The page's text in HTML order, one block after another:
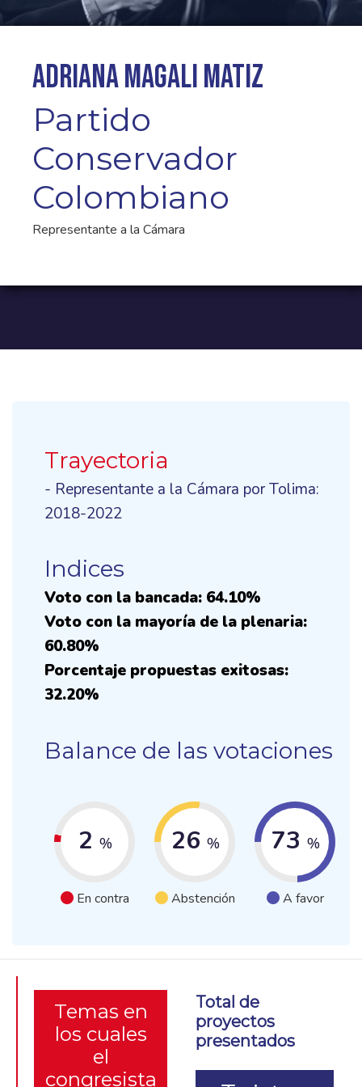
Adriana Magali Matiz
Partido
Conservador
Colombiano
Representante a la Cámara
Trayectoria
- Representante a la Cámara por Tolima:
2018-2022
Indices
Voto con la bancada: 64.10%
Voto con la mayoría de la plenaria:
60.80%
Porcentaje propuestas exitosas:
32.20%
Balance de las votaciones
2 %
En contra
26 %
Abstención
73 %
A favor
Temas en
los cuales
el
congresista
Total de
proyectos
presentados